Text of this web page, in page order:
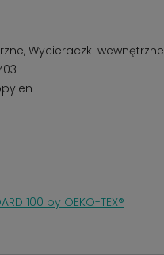
Wycieraczki wewnętrzne
100 by OEKO-TEX®